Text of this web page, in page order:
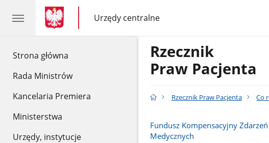
Strona główna
Rada Ministrów
Kancelaria Premiera
Ministerstwa
Urzędy, instytucje
gov.pl
gov.pl
Urzędy centralne
gov.pl
Urzędy
centralne
Rzecznik
Praw Pacjenta
Rzecznik Praw Pacjenta Co
Fundusz Kompensacyjny Zdarzeń
Medycznych